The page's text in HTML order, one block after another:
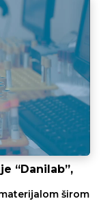
“Danilab”,
širom